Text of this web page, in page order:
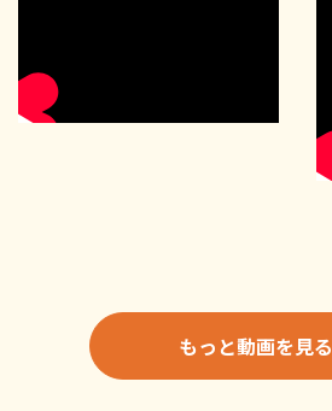
もっと動画を見る